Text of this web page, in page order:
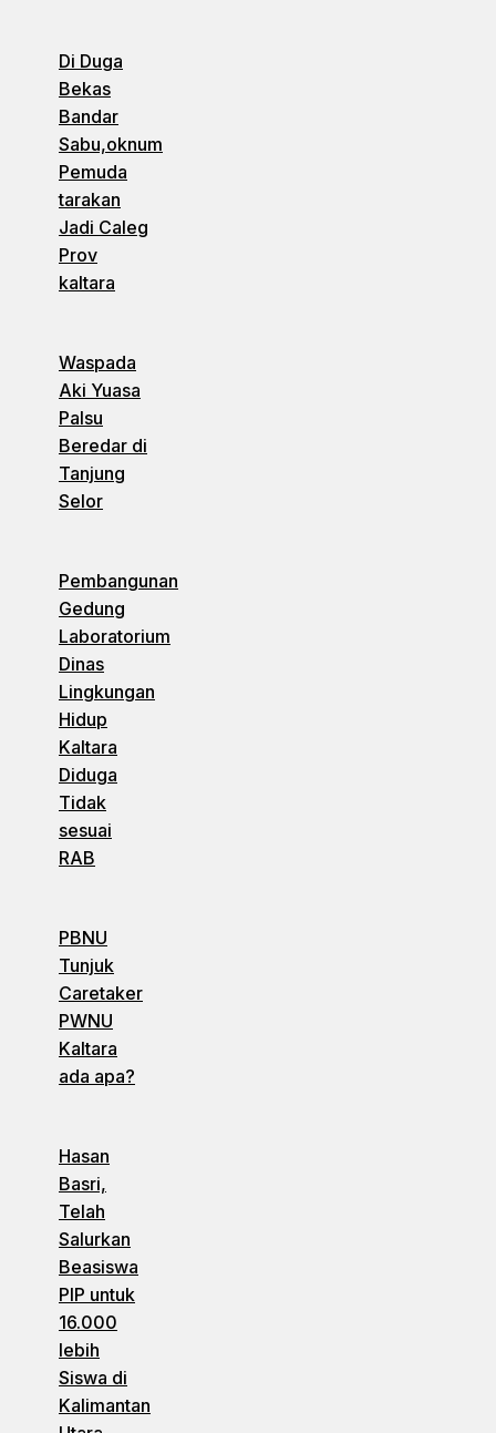
Di Duga
Bekas
Bandar
Sabu,oknum
Pemuda
tarakan
Jadi Caleg
Prov
kaltara
Waspada
Aki Yuasa
Palsu
Beredar di
Tanjung
Selor
Pembangunan
Gedung
Laboratorium
Dinas
Lingkungan
Hidup
Kaltara
Diduga
Tidak
sesuai
RAB
PBNU
Tunjuk
Caretaker
PWNU
Kaltara
ada apa?
Hasan
Basri,
Telah
Salurkan
Beasiswa
PIP untuk
16.000
lebih
Siswa di
Kalimantan